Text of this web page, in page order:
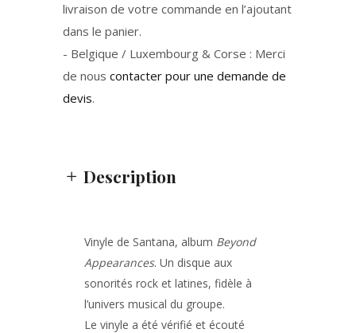
livraison de votre commande en l’ajoutant
dans le panier.
- Belgique / Luxembourg & Corse : Merci
de nous contacter pour une demande de
devis.
Description
Vinyle de Santana, album Beyond
Appearances. Un disque aux
sonorités rock et latines, fidèle à
l’univers musical du groupe.
Le vinyle a été vérifié et écouté